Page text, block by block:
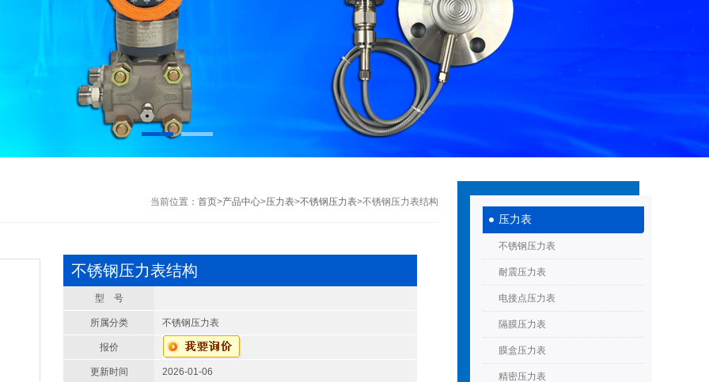
压力表
不锈钢压力表
耐震压力表
电接点压力表
隔膜压力表
膜盒压力表
精密压力表
当前位置： 首页>产品中心>压力表>不锈钢压力表>不锈钢压力表结构
不锈钢压力表结构
型 号
所属分类 不锈钢压力表
报价
更新时间 2026-01-06